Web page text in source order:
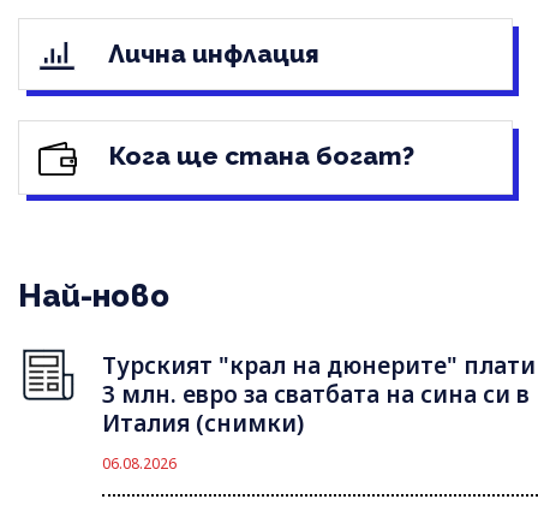
Лична инфлация
Кога ще стана богат?
Най-ново
Турският "крал на дюнерите" плати
3 млн. евро за сватбата на сина си в
Италия (снимки)
06.08.2026